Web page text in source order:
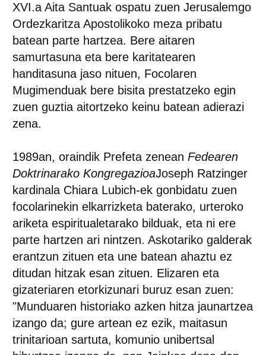
XVI.a Aita Santuak ospatu zuen Jerusalemgo
Ordezkaritza Apostolikoko meza pribatu
batean parte hartzea. Bere aitaren
samurtasuna eta bere karitatearen
handitasuna jaso nituen, Focolaren
Mugimenduak bere bisita prestatzeko egin
zuen guztia aitortzeko keinu batean adierazi
zena.
1989an, oraindik Prefeta zenean Fedearen
Doktrinarako KongregazioaJoseph Ratzinger
kardinala Chiara Lubich-ek gonbidatu zuen
focolarinekin elkarrizketa baterako, urteroko
ariketa espiritualetarako bilduak, eta ni ere
parte hartzen ari nintzen. Askotariko galderak
erantzun zituen eta une batean ahaztu ez
ditudan hitzak esan zituen. Elizaren eta
gizateriaren etorkizunari buruz esan zuen:
"Munduaren historiako azken hitza jaunartzea
izango da; gure artean ez ezik, maitasun
trinitarioan sartuta, komunio unibertsal